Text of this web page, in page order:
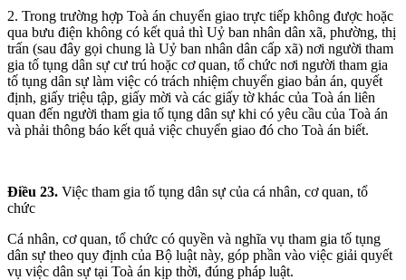
2. Trong trường hợp Toà án chuyển giao trực tiếp không được hoặc
qua bưu điện không có kết quả thì Uỷ ban nhân dân xã, phường, thị
trấn (sau đây gọi chung là Uỷ ban nhân dân cấp xã) nơi người tham
gia tố tụng dân sự cư trú hoặc cơ quan, tổ chức nơi người tham gia
tố tụng dân sự làm việc có trách nhiệm chuyển giao bản án, quyết
định, giấy triệu tập, giấy mời và các giấy tờ khác của Toà án liên
quan đến người tham gia tố tụng dân sự khi có yêu cầu của Toà án
và phải thông báo kết quả việc chuyển giao đó cho Toà án biết.
Điều 23. Việc tham gia tố tụng dân sự của cá nhân, cơ quan, tổ
chức
Cá nhân, cơ quan, tổ chức có quyền và nghĩa vụ tham gia tố tụng
dân sự theo quy định của Bộ luật này, góp phần vào việc giải quyết
vụ việc dân sự tại Toà án kịp thời, đúng pháp luật.